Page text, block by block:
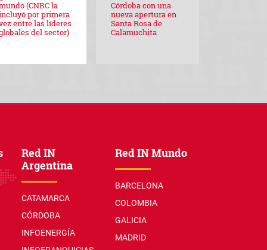
(CNBC la
por primera
entre las líderes
del sector)
Córdoba con una
nueva apertura en
Santa Rosa de
Calamuchita
Red IN
Argentina
CATAMARCA
CÓRDOBA
INFOENERGÍA
Red IN Mundo
BARCELONA
COLOMBIA
GALICIA
MADRID